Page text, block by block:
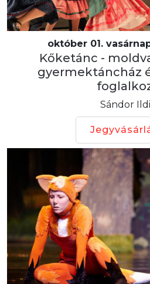
október 01.
Kőketánc -
gyermektáncház
Sándor